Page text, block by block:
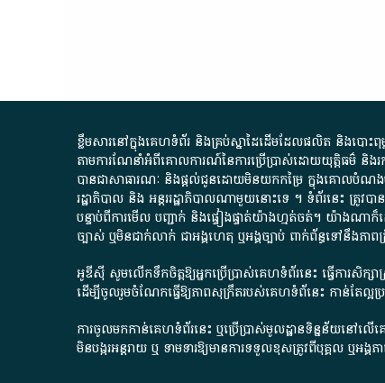
ខ្លឹមសារ​នៅ​ក្នុង​គេហទំព័រ និង​គ្រប់​ស្នា​ដៃ​ដើម​ដែល​ផលិត​ និង​បោះពុ
តាមការ​ណែនាំ​អំពី​គោលការណ៍​នៃ​ការ​ប្រើប្រាស់​ដោយ​យុត្តិធម៌​ និង​
បានជា​សាធារណៈ​ និង​ផ្តល់​ជូន​ដោយ​មិន​យក​កម្រៃ​ ក្នុង​គោលបំណង​បម្
រដ្ឋាភិបាល​ និង ​អន្តររដ្ឋាភិបាល​ណាមួយ​នោះ​ទេ ​។​ ទំព័រ​នេះ​
បន្ទាប់​ពី​ការ​មើល​ បញ្ជាក់​ និង​ផ្ទៀងផ្ទាត់​យ៉ាង​ហ្មត់ចត់​។​ យ៉ាងណា​
ច្បាស់​ ឬ​មិន​ជាក់លាក់​ ជា​អង្គហេតុ​ ឬ​អង្គច្បាប់​ ពាក់ព័ន្ធ​ទៅ​នឹង​
អូឌីស៊ី សូមលើកទឹកចិត្តឱ្យអ្នកប្រើប្រាស់គេហទំព័រនេះ ធ្វើការសិក្សា
ដើម្បីចូលរួមចំណែកធ្វើឱ្យភាពសុក្រឹតរបស់គេហទំព័នេះ កាន់តែល្អ
ការចូលមកកាន់គេហទំព័រនេះ ឬប្រើប្រាស់មូលដ្ឋានទិន្នន័យនៅល
មិនបង្ករអន្តរាយ ឬ ទាមទារ​ឱ្យមានការទទួលខុស​ត្រូវពីបុគ្គល ឬអ